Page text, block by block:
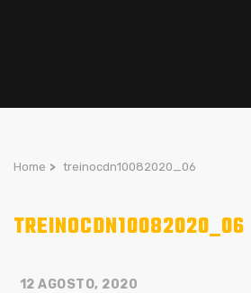
Home > treinocdn10082020_06
TREINOCDN10082020_06
12 AGOSTO, 2020